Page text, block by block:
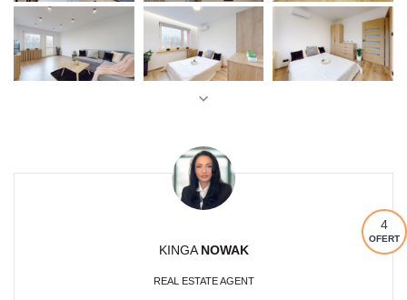
4
OFERT
KINGA NOWAK
REAL ESTATE AGENT